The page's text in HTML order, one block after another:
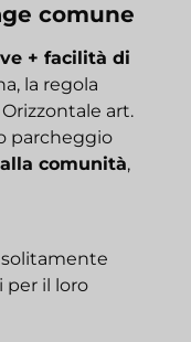
comune
+ facilità di
la regola
art.
parcheggio
comunità,
per il loro